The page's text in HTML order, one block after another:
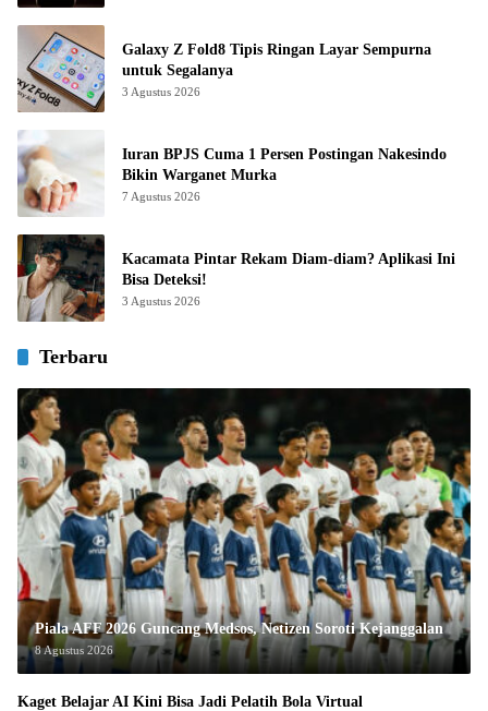
Galaxy Z Fold8 Tipis Ringan Layar Sempurna
untuk Segalanya
3 Agustus 2026
Iuran BPJS Cuma 1 Persen Postingan Nakesindo
Bikin Warganet Murka
7 Agustus 2026
Kacamata Pintar Rekam Diam-diam? Aplikasi Ini
Bisa Deteksi!
3 Agustus 2026
Terbaru
Piala AFF 2026 Guncang Medsos, Netizen Soroti Kejanggalan
8 Agustus 2026
Kaget Belajar AI Kini Bisa Jadi Pelatih Bola Virtual